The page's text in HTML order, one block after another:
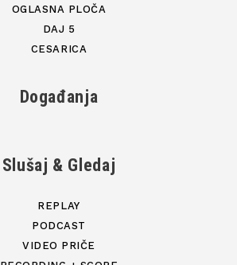
OGLASNA PLOČA
DAJ 5
CESARICA
Događanja
Slušaj & Gledaj
REPLAY
PODCAST
VIDEO PRIČE